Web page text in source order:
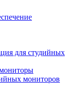
для студийных
мониторов